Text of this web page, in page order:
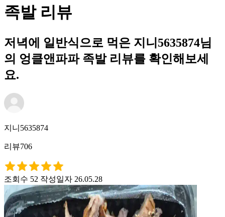
족발 리뷰
저녁에 일반식으로 먹은 지니5635874님
의 엉클앤파파 족발 리뷰를 확인해보세
요.
지니5635874
리뷰706
조회수 52 작성일자 26.05.28